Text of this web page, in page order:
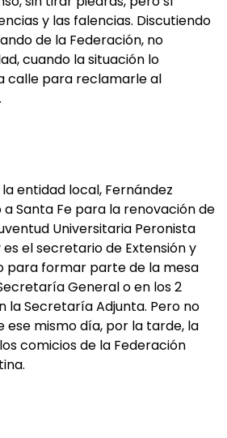
y las falencias. Discutiendo
de la Federación, no
cuando la situación lo
calle para reclamarle al
entidad local, Fernández
Santa Fe para la renovación de
Universitaria Peronista
el secretario de Extensión y
para formar parte de la mesa
General o en los 2
la Secretaría Adjunta. Pero no
ese mismo día, por la tarde, la
comicios de la Federación